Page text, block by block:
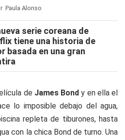
Paula Alonso
serie coreana de
tiene una historia de
basada en una gran
de James Bond y en ella el
lo imposible debajo del agua,
repleta de tiburones, hasta
con la chica Bond de turno. Una